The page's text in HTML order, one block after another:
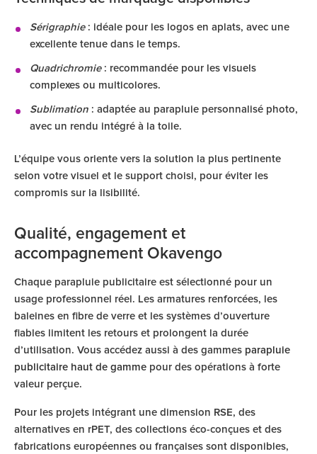
Sérigraphie: idéale pour les logos en aplats, avec une
excellente tenue dans le temps.
Quadrichromie: recommandée pour les visuels
complexes ou multicolores.
Sublimation : adaptée au parapluie personnalisé photo,
avec un rendu intégré à la toile.
L’équipe vous oriente vers la solution la plus pertinente
selon votre visuel et le support choisi, pour éviter les
compromis sur la lisibilité.
Qualité, engagement et
accompagnement Okavengo
Chaque parapluie publicitaire est sélectionné pour un
usage professionnel réel. Les armatures renforcées, les
baleines en fibre de verre et les systèmes d’ouverture
fiables limitent les retours et prolongent la durée
d’utilisation. Vous accédez aussi à des gammes parapluie
publicitaire haut de gamme pour des opérations à forte
valeur perçue.
Pour les projets intégrant une dimension RSE, des
alternatives en rPET, des collections éco-conçues et des
fabrications européennes ou françaises sont disponibles,